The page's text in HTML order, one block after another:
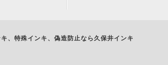
、特殊インキ、偽造防止なら久保井インキ